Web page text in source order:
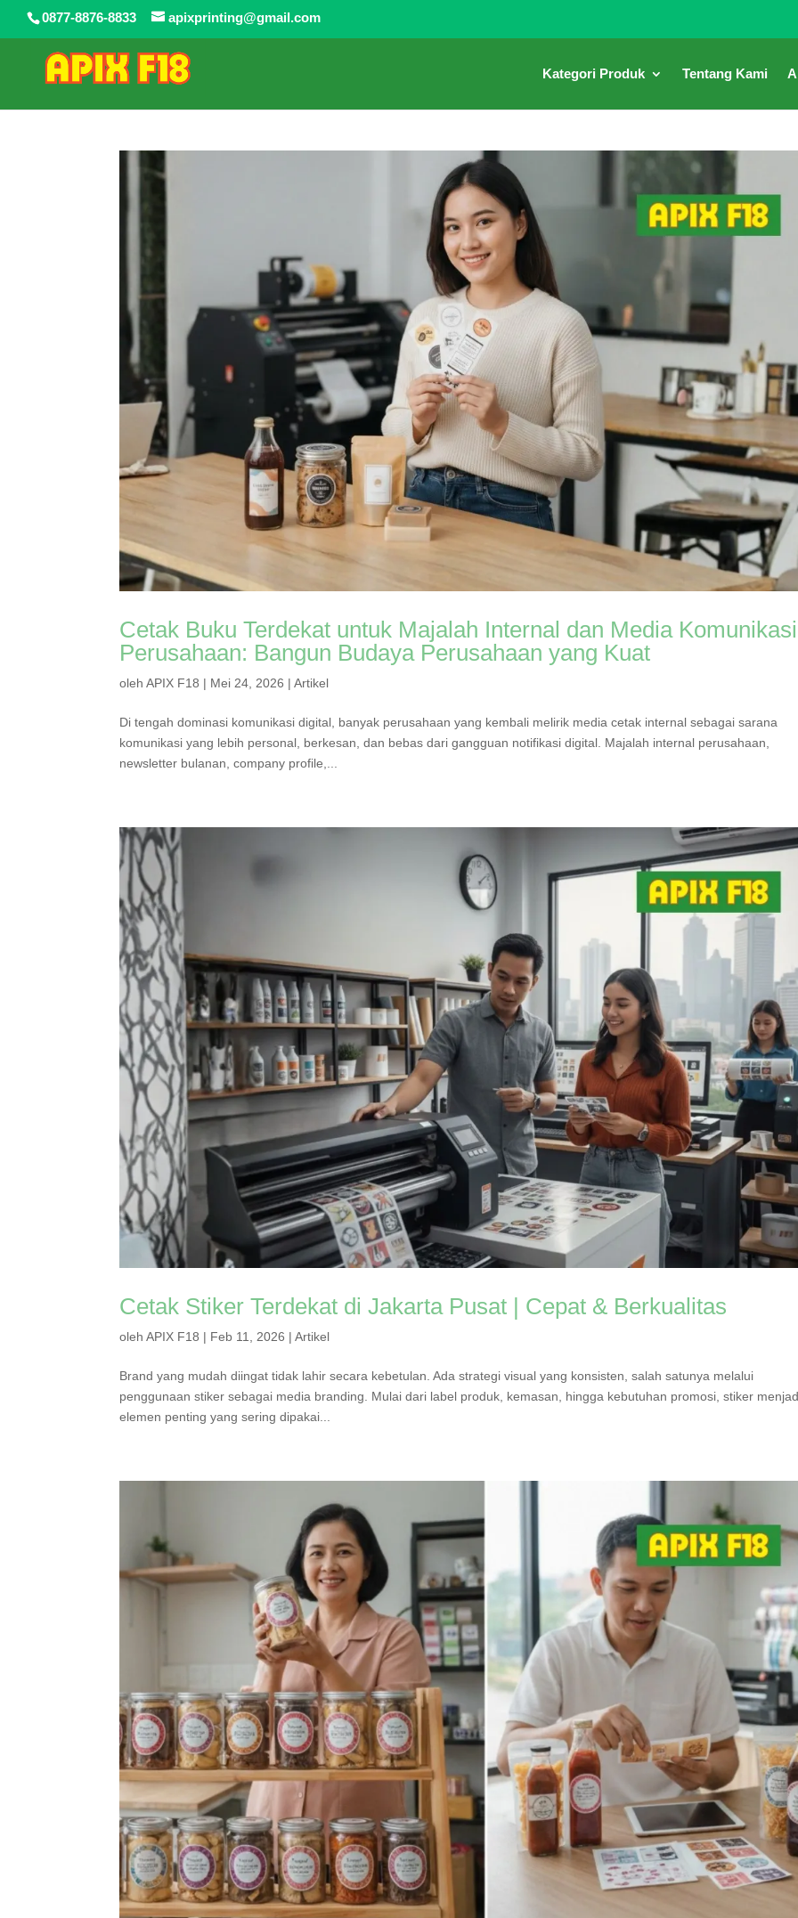
0877-8876-8833 apixprinting@gmail.com
Kategori Produk Tentang Kami
Cetak Buku Terdekat untuk Majalah Internal dan Media Komunikasi
Perusahaan: Bangun Budaya Perusahaan yang Kuat
olehAPIX F18 | Mei 24, 2026 |Artikel
Di tengah dominasi komunikasi digital, banyak perusahaan yang kembali melirik media cetak internal sebagai sarana
komunikasi yang lebih personal, berkesan, dan bebas dari gangguan notifikasi digital. Majalah internal perusahaan,
newsletter bulanan, company profile,...
Cetak Stiker Terdekat di Jakarta Pusat | Cepat & Berkualitas
olehAPIX F18 | Feb 11, 2026 |Artikel
Brand yang mudah diingat tidak lahir secara kebetulan. Ada strategi visual yang konsisten, salah satunya melalui
penggunaan stiker sebagai media branding. Mulai dari label produk, kemasan, hingga kebutuhan promosi, stiker
elemen penting yang sering dipakai...